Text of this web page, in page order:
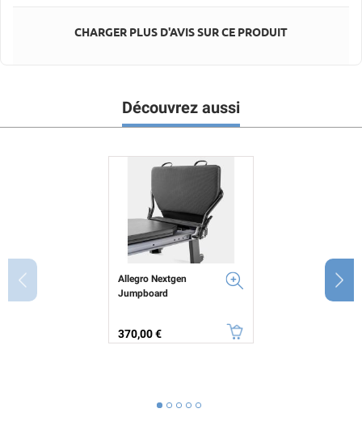
CHARGER PLUS D'AVIS SUR CE PRODUIT
Découvrez aussi
Allegro Nextgen
Jumpboard
Prix
370,00 €